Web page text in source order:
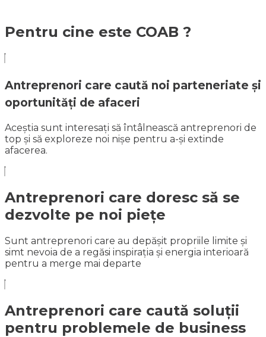
Pentru cine este COAB ?
Antreprenori care caută noi parteneriate și
oportunități de afaceri
Aceștia sunt interesați să întâlnească antreprenori de
top și să exploreze noi nișe pentru a-și extinde
afacerea.​
Antreprenori care doresc să se
dezvolte pe noi piețe
Sunt antreprenori care au depășit propriile limite și
simt nevoia de a regăsi inspirația și energia interioară
pentru a merge mai departe
Antreprenori care caută soluții
pentru problemele de business